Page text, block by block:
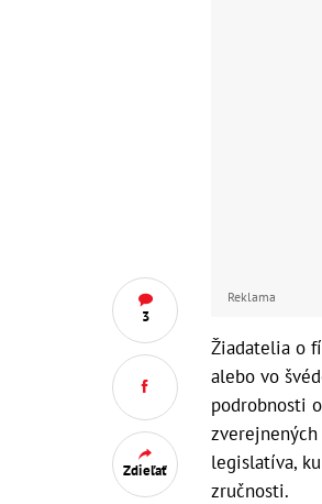
3
Zdieľať
Reklama
Žiadatelia o
alebo vo
podrobnosti
legislatíva,
zručnosti.